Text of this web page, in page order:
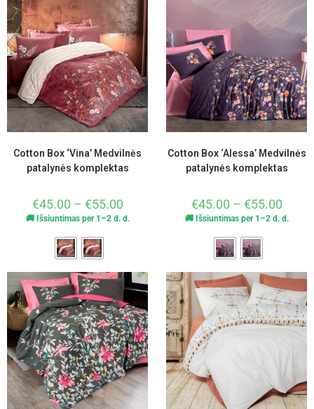
Cotton Box ‘Vina’ Medvilnės
patalynės komplektas
€45.00 – €55.00
🚚 Išsiuntimas per 1–2 d. d.
Cotton Box ‘Alessa’ Medvilnės
patalynės komplektas
€45.00 – €55.00
🚚 Išsiuntimas per 1–2 d. d.